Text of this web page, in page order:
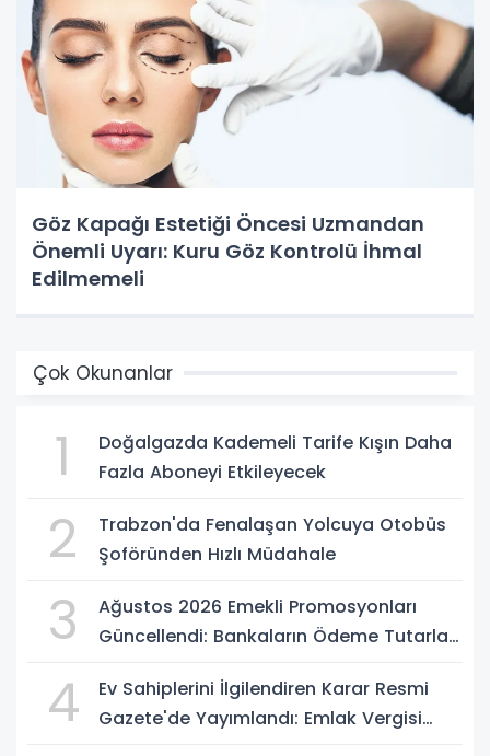
Göz Kapağı Estetiği Öncesi Uzmandan
Önemli Uyarı: Kuru Göz Kontrolü İhmal
Edilmemeli
Çok Okunanlar
1
Doğalgazda Kademeli Tarife Kışın Daha
Fazla Aboneyi Etkileyecek
2
Trabzon'da Fenalaşan Yolcuya Otobüs
Şoföründen Hızlı Müdahale
3
Ağustos 2026 Emekli Promosyonları
Güncellendi: Bankaların Ödeme Tutarları
4
Ev Sahiplerini İlgilendiren Karar Resmi
Gazete'de Yayımlandı: Emlak Vergisi